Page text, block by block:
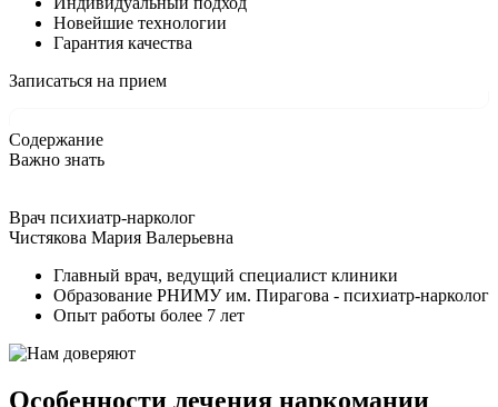
Новейшие технологии
Гарантия качества
Записаться на прием
Содержание
Важно знать
Врач психиатр-нарколог
Чистякова Мария Валерьевна
Главный врач, ведущий специалист клиники
Образование РНИМУ им. Пирагова - психиатр-нарколог
Опыт работы более 7 лет
Особенности лечения наркомании